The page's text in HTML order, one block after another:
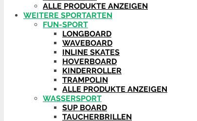
ALLE PRODUKTE ANZEIGEN
WEITERE SPORTARTEN
FUN-SPORT
LONGBOARD
WAVEBOARD
INLINE SKATES
HOVERBOARD
KINDERROLLER
TRAMPOLIN
ALLE PRODUKTE ANZEIGEN
WASSERSPORT
SUP BOARD
TAUCHERBRILLEN